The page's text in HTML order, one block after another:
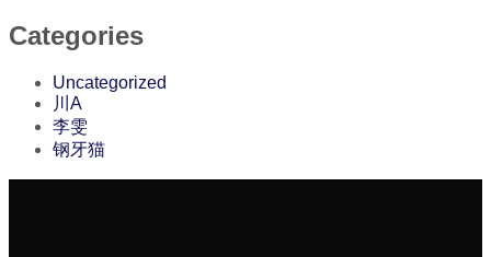
Categories
Uncategorized
川A
李雯
钢牙猫